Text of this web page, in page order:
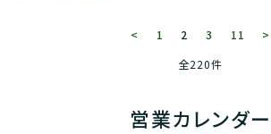
< 1 2 3 11
>
全220件
営業カレンダー